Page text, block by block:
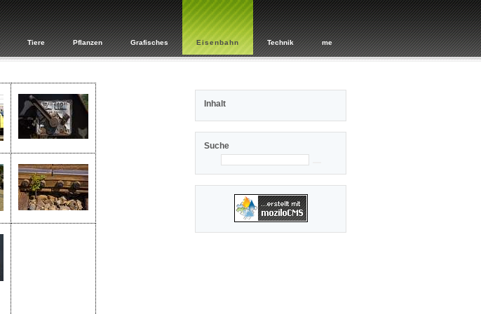
Tiere Pflanzen Grafisches Eisenbahn Technik me
Inhalt
Suche